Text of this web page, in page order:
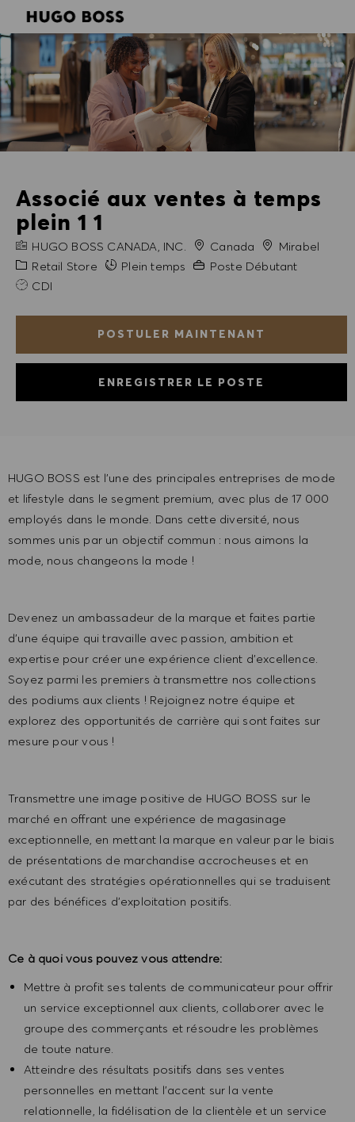
Associé aux ventes à temps
plein 1 1
NOM DE L'ENTREPRISE
HUGO BOSS CANADA, INC. Canada VilleMirabel
Catégorie
Retail Store Plein temps Expérience requise
Poste Débutant
CDI
POSTULER MAINTENANT
ENREGISTRER LE POSTE
HUGO BOSS est l'une des principales entreprises de mode
et lifestyle dans le segment premium, avec plus de 17 000
employés dans le monde. Dans cette diversité, nous
sommes unis par un objectif commun : nous aimons la
mode, nous changeons la mode !
Devenez un ambassadeur de la marque et faites partie
d'une équipe qui travaille avec passion, ambition et
expertise pour créer une expérience client d'excellence.
Soyez parmi les premiers à transmettre nos collections
des podiums aux clients ! Rejoignez notre équipe et
explorez des opportunités de carrière qui sont faites sur
mesure pour vous !
Transmettre une image positive de HUGO BOSS sur le
marché en offrant une expérience de magasinage
exceptionnelle, en mettant la marque en valeur par le biais
de présentations de marchandise accrocheuses et en
exécutant des stratégies opérationnelles qui se traduisent
par des bénéfices d’exploitation positifs.
Ce à quoi vous pouvez vous attendre:
Mettre à profit ses talents de communicateur pour offrir
un service exceptionnel aux clients, collaborer avec le
groupe des commerçants et résoudre les problèmes
de toute nature.
Atteindre des résultats positifs dans ses ventes
personnelles en mettant l’accent sur la vente
relationnelle, la fidélisation de la clientèle et un service